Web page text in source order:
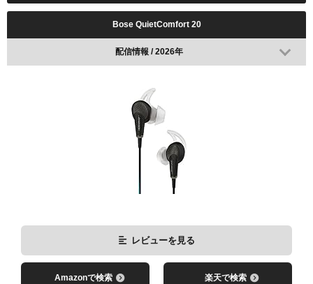
Bose QuietComfort 20
配信情報 / 2026年
レビューを見る
Amazonで検索 楽天で検索